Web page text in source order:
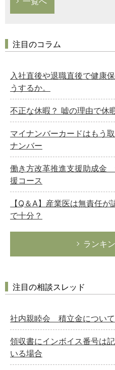
注目のコラム
入社直後や退職直後で健康
うするか。
不正な休暇？ 嘘の理由で休
マイナンバーカードはもう
ナンバー
働き方改革推進支援助成金
援コース
【Q＆A】産業医は無責任
で十分？
ランキ
注目の相談スレッド
社内親睦会 積立金について
領収書にインボイス番号は
いる場合